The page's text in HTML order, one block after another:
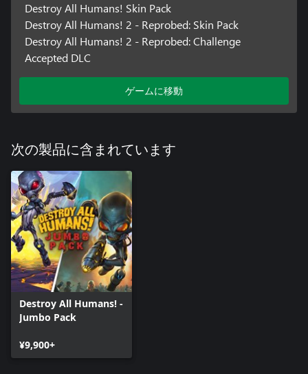
Destroy All Humans! Skin Pack
Destroy All Humans! 2 - Reprobed: Skin Pack
Destroy All Humans! 2 - Reprobed: Challenge
Accepted DLC
ゲームに移動
次の製品に含まれています
Destroy All Humans! -
Jumbo Pack
¥9,900+